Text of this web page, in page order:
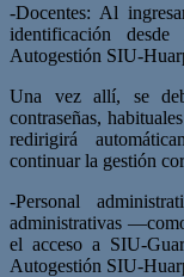
-Docentes: Al
identificación
Autogestión SIU-
Una vez allí, se
contraseñas,
redirigirá
continuar la gestión
-Personal
administrativas
el acceso a SIU-
Autogestión SIU-